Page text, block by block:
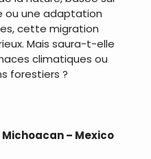
ou une adaptation
cette migration
Mais saura-t-elle
climatiques ou
forestiers ?
Michoacan – Mexico